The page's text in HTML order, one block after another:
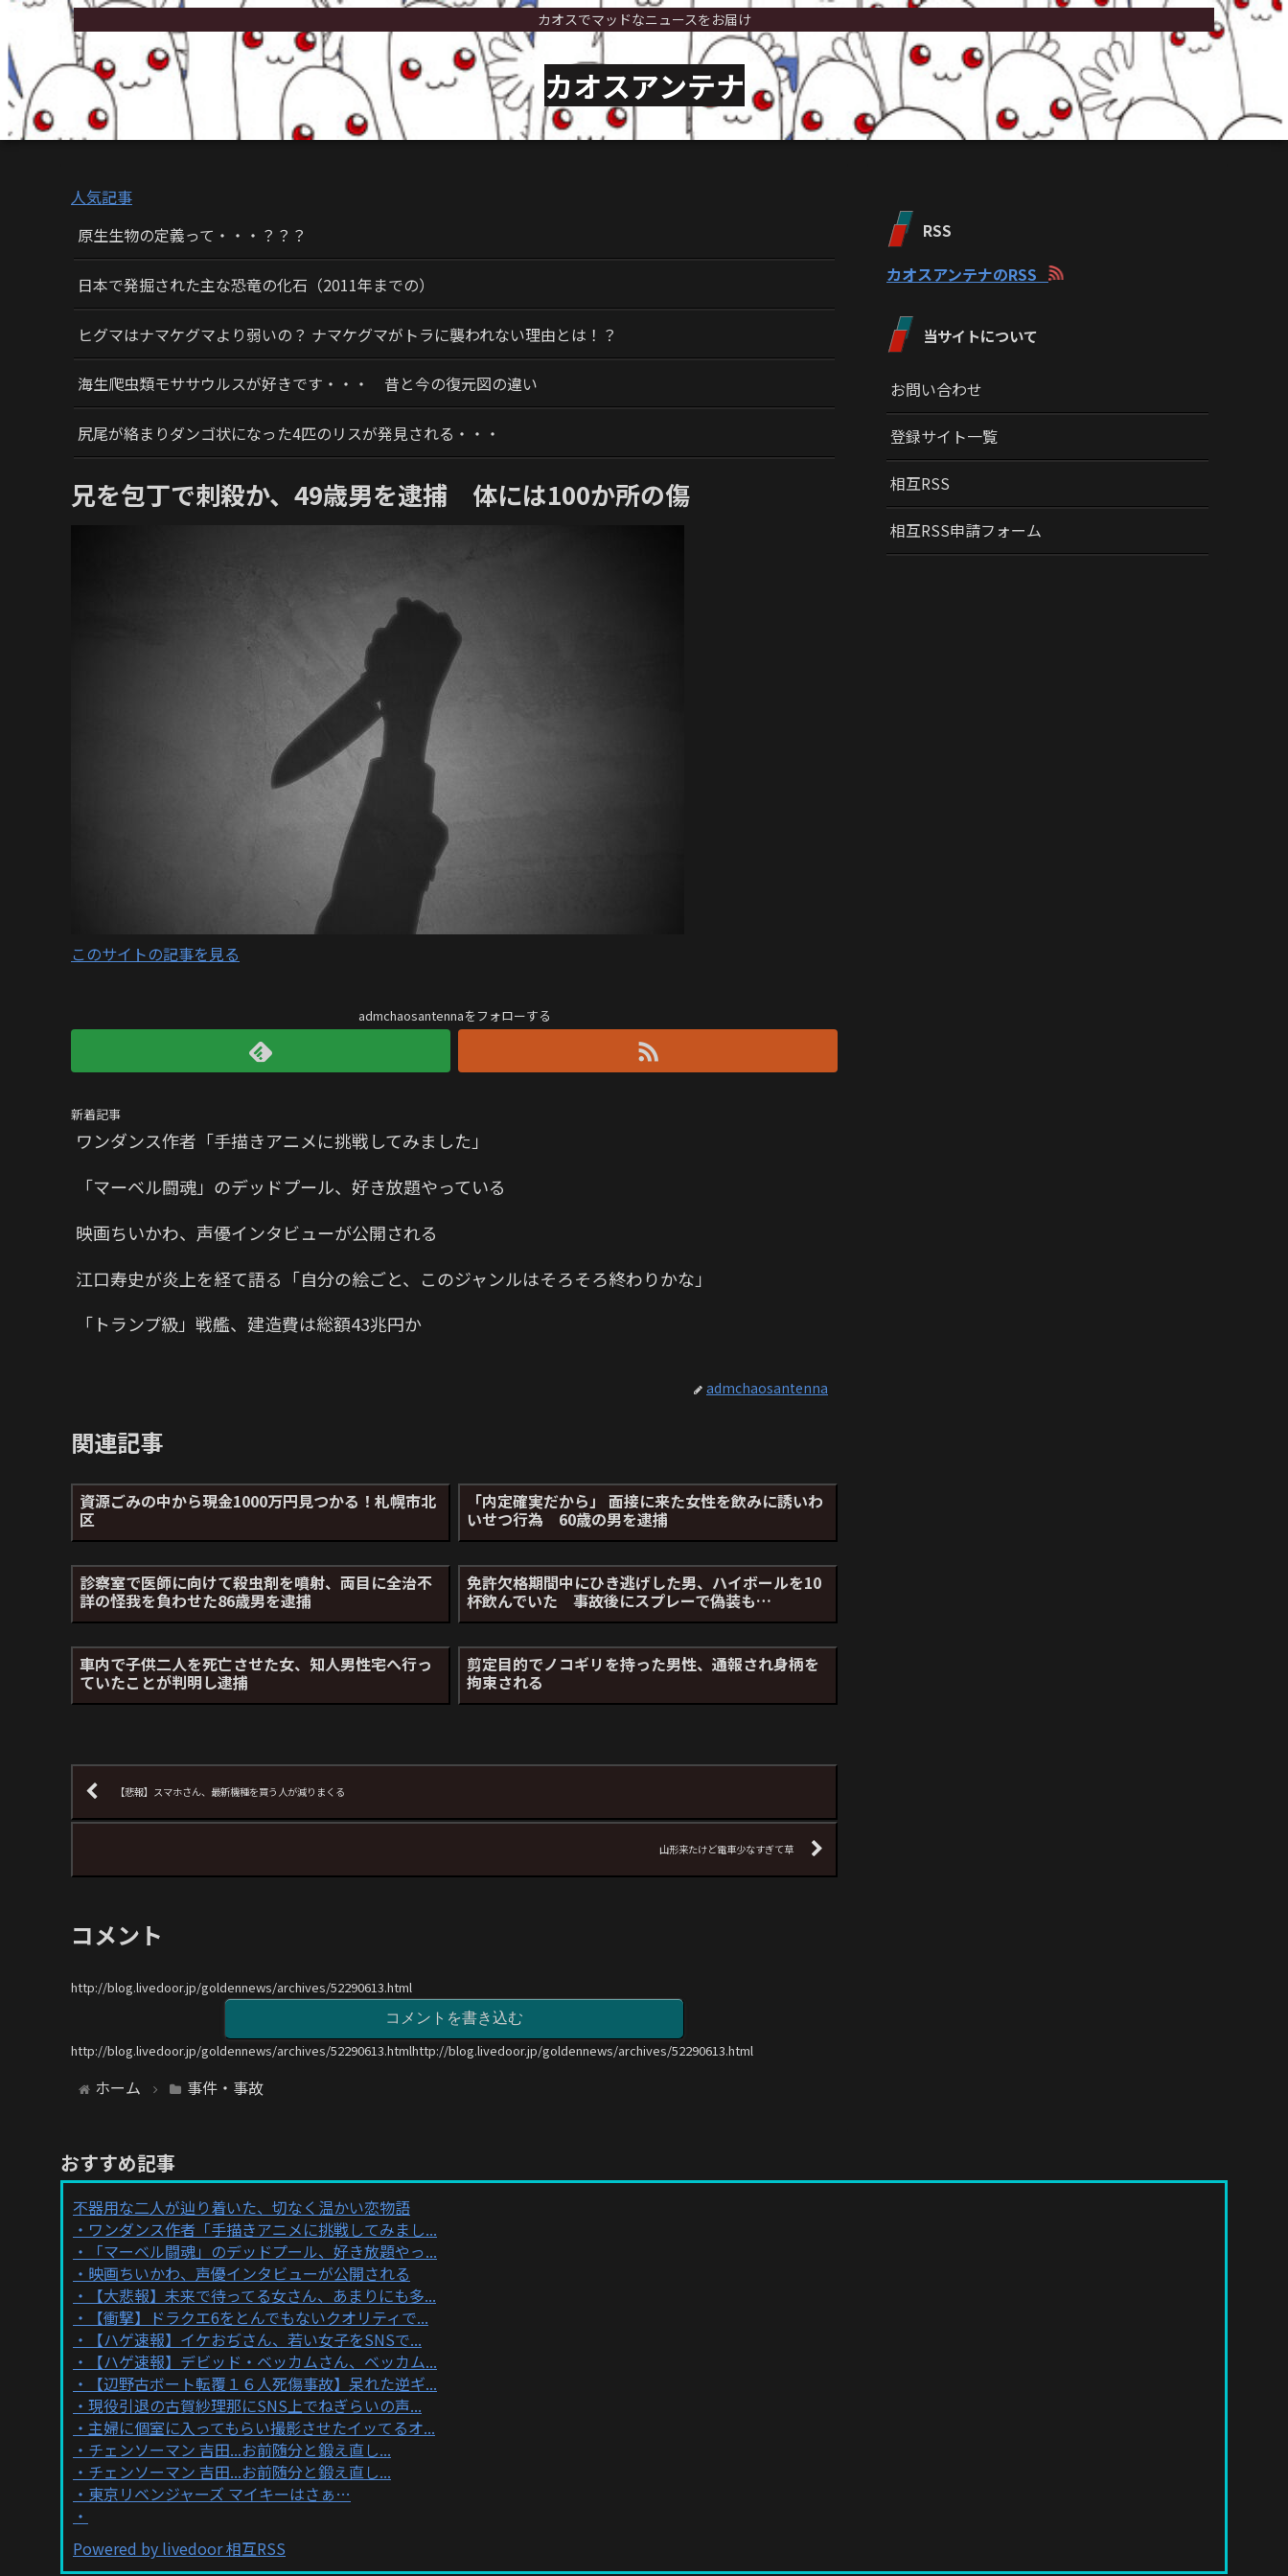
カオスでマッドなニュースをお届け
カオスアンテナ
人気記事
原生生物の定義って・・・？？？
日本で発掘された主な恐竜の化石（2011年までの）
ヒグマはナマケグマより弱いの？ ナマケグマがトラに襲われない理由とは！？
海生爬虫類モササウルスが好きです・・・ 昔と今の復元図の違い
尻尾が絡まりダンゴ状になった4匹のリスが発見される・・・
兄を包丁で刺殺か、49歳男を逮捕 体には100か所の傷
このサイトの記事を見る
admchaosantennaをフォローする
新着記事
ワンダンス作者「手描きアニメに挑戦してみました」
「マーベル闘魂」のデッドプール、好き放題やっている
映画ちいかわ、声優インタビューが公開される
江口寿史が炎上を経て語る「自分の絵ごと、このジャンルはそろそろ終わりかな」
「トランプ級」戦艦、建造費は総額43兆円か
admchaosantenna
関連記事
資源ごみの中から現金1000万円見つかる！札幌市北
区
「内定確実だから」 面接に来た女性を飲みに誘いわ
いせつ行為 60歳の男を逮捕
診察室で医師に向けて殺虫剤を噴射、両目に全治不
詳の怪我を負わせた86歳男を逮捕
免許欠格期間中にひき逃げした男、ハイボールを10
杯飲んでいた 事故後にスプレーで偽装も…
車内で子供二人を死亡させた女、知人男性宅へ行っ
ていたことが判明し逮捕
剪定目的でノコギリを持った男性、通報され身柄を
拘束される
【悲報】スマホさん、最新機種を買う人が減りまくる
山形来たけど電車少なすぎて草
コメント
http://blog.livedoor.jp/goldennews/archives/52290613.html
コメントを書き込む
http://blog.livedoor.jp/goldennews/archives/52290613.htmlhttp://blog.livedoor.jp/goldennews/archives/52290613.html
ホーム 事件・事故
RSS
カオスアンテナのRSS
当サイトについて
お問い合わせ
登録サイト一覧
相互RSS
相互RSS申請フォーム
おすすめ記事
不器用な二人が辿り着いた、切なく温かい恋物語
ワンダンス作者「手描きアニメに挑戦してみまし...
「マーベル闘魂」のデッドプール、好き放題やっ...
映画ちいかわ、声優インタビューが公開される
【大悲報】未来で待ってる女さん、あまりにも多...
【衝撃】ドラクエ6をとんでもないクオリティで...
【ハゲ速報】イケおぢさん、若い女子をSNSで...
【ハゲ速報】デビッド・ベッカムさん、ベッカム...
【辺野古ボート転覆１６人死傷事故】呆れた逆ギ...
現役引退の古賀紗理那にSNS上でねぎらいの声...
主婦に個室に入ってもらい撮影させたイッてるオ...
チェンソーマン 吉田...お前随分と鍛え直し...
チェンソーマン 吉田...お前随分と鍛え直し...
東京リベンジャーズ マイキーはさぁ…
Powered by livedoor 相互RSS